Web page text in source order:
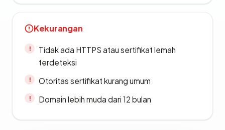
Kekurangan
Tidak ada HTTPS atau sertifikat lemah
terdeteksi
Otoritas sertifikat kurang umum
Domain lebih muda dari 12 bulan